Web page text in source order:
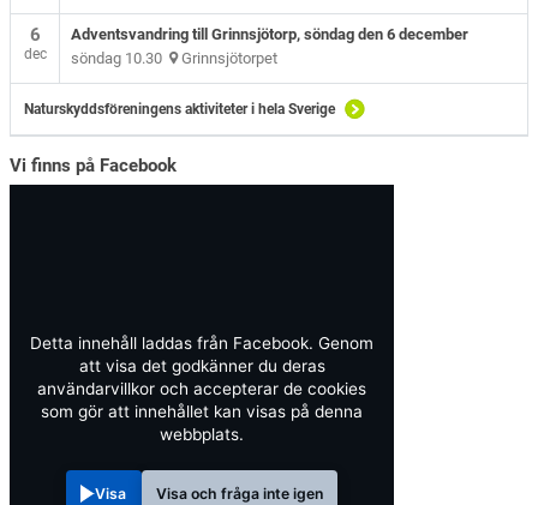
6
dec
Adventsvandring till Grinnsjötorp, söndag den 6 december
söndag 10.30 Grinnsjötorpet
Naturskyddsföreningens aktiviteter i hela Sverige
Vi finns på Facebook
Detta innehåll laddas från Facebook. Genom
att visa det godkänner du deras
användarvillkor och accepterar de cookies
som gör att innehållet kan visas på denna
webbplats.
Visa Visa och fråga inte igen